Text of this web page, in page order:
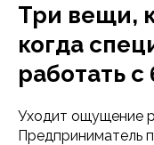
Три вещи,
когда
работать
Уходит ощущение
Предприниматель